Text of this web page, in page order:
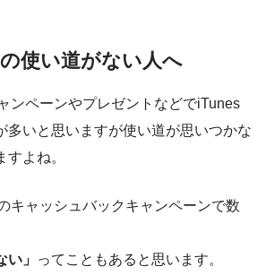
使い道がない人へ
ンペーンやプレゼントなどでiTunes
多いと思いますが使い道が思いつかな
よね。
キャッシュバックキャンペーンで数
い」 ってこともあると思います。